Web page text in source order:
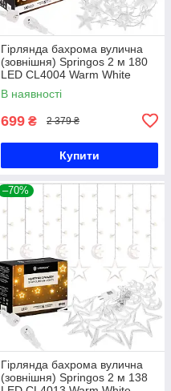
Гірлянда бахрома вулична
(зовнішня) Springos 2 м 180
LED CL4004 Warm White
В наявності
699 ₴ 2 379 ₴
Купити
–70%
Гірлянда бахрома вулична
(зовнішня) Springos 2 м 138